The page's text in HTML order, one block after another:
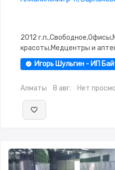
2012
красоты,Медцентры и
залы,Кабинеты и рабочие
Игорь Шульгин - ИП
Алматы 8 авг. Нет